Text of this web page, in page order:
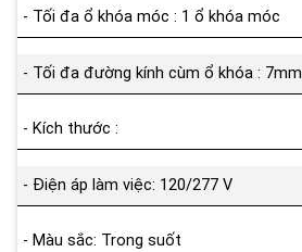
- Tối đa ổ khóa móc : 1 ổ khóa móc
- Tối đa đường kính cùm ổ khóa : 7mm
- Kích thước :
- Điện áp làm việc: 120/277 V
- Màu sắc: Trong suốt